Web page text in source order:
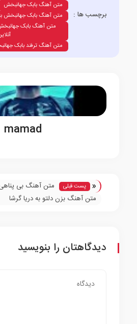
برچسب ها :
متن آهنگ بابک جهانبخش
متن آهنگ بابک جهانبخش به
متن آهنگ بابک
متن آهنگ ترفند بابک
mamad
« پست قبلی
متن آهنگ بی
متن آهنگ بزن دلتو به دریا گرشا
دیدگاهتان را بنویسید